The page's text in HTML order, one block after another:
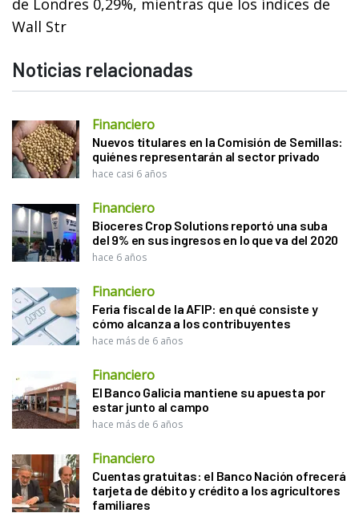
de Londres 0,29%, mientras que los índices de
Wall Str
Noticias relacionadas
Financiero
Nuevos titulares en la Comisión de Semillas:
quiénes representarán al sector privado
hace casi 6 años
Financiero
Bioceres Crop Solutions reportó una suba
del 9% en sus ingresos en lo que va del 2020
hace 6 años
Financiero
Feria fiscal de la AFIP: en qué consiste y
cómo alcanza a los contribuyentes
hace más de 6 años
Financiero
El Banco Galicia mantiene su apuesta por
estar junto al campo
hace más de 6 años
Financiero
Cuentas gratuitas: el Banco Nación ofrecerá
tarjeta de débito y crédito a los agricultores
familiares